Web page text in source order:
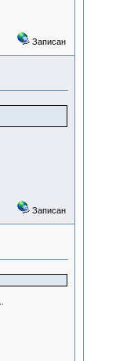
Записан
Записан